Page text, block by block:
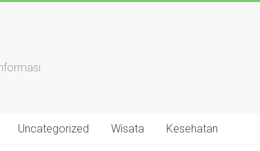
Uncategorized Wisata Kesehatan